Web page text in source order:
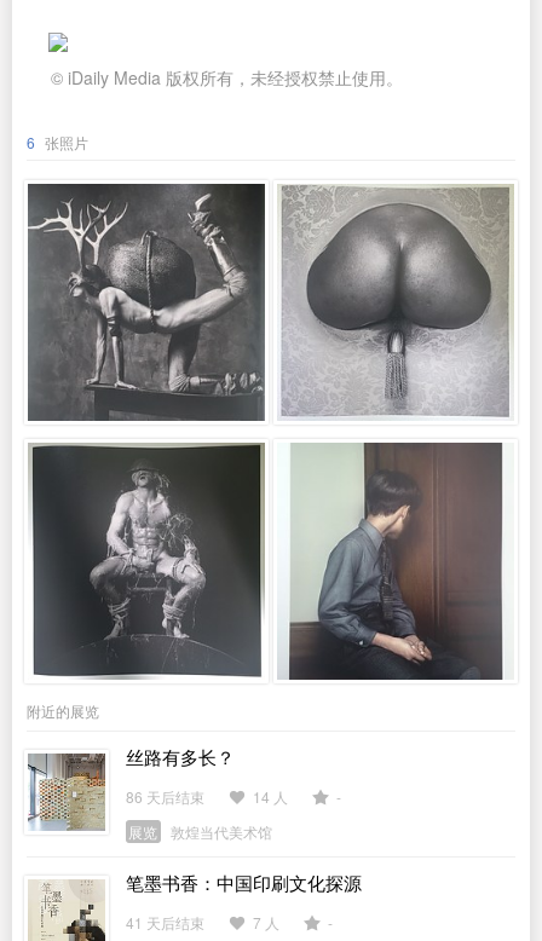
© iDaily Media 版权所有，未经授权禁止使用。
6 张照片
附近的展览
丝路有多长？
86 天后结束 14 人
-
展览
敦煌当代美术馆
笔墨书香：中国印刷文化探源
41 天后结束 7 人 -